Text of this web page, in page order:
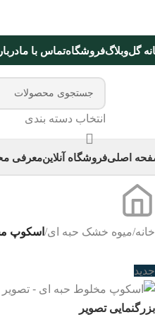
گلوبلاگفروشگاهتماس با ما
انتخاب دسته بندی
اصلیفروشگاه آنلاینمعرفی
خانه/میوه خشک حبه ای/ اسکوپ
جدید
بزرگنمایی تصویر